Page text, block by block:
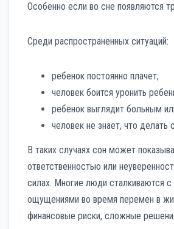
Особенно если во сне появляются
Среди распространенных ситуаций:
ребенок постоянно плачет;
человек боится уронить
ребенок выглядит больным
человек не знает, что делать
В таких случаях сон может
ответственностью или
силах. Многие люди сталкиваются
ощущениями во время перемен в
финансовые риски, сложные